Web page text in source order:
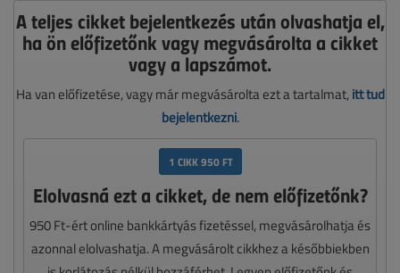
A teljes cikket bejelentkezés után olvashatja el,
ha ön előfizetőnk vagy megvásárolta a cikket
vagy a lapszámot.
Ha van előfizetése, vagy már megvásárolta ezt a tartalmat, itt tud
bejelentkezni.
1 CIKK 950 FT
Elolvasná ezt a cikket, de nem előfizetőnk?
950 Ft-ért online bankkártyás fizetéssel, megvásárolhatja és
azonnal elolvashatja. A megvásárolt cikkhez a későbbiekben